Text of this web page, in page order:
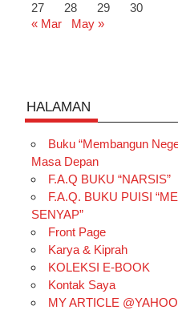
27
28 29
30
« Mar
May »
HALAMAN
Buku “Membangun
Masa Depan
F.A.Q BUKU “NARSIS”
F.A.Q. BUKU PUISI
SENYAP”
Front Page
Karya & Kiprah
KOLEKSI E-BOOK
Kontak Saya
MY ARTICLE